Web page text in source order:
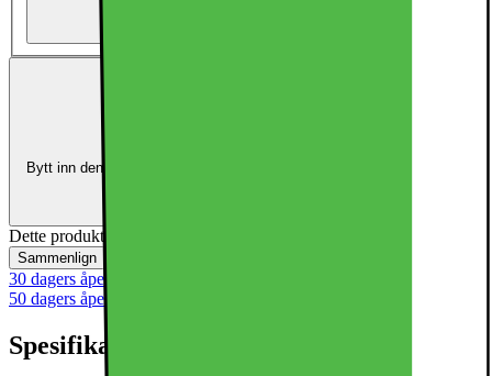
Bytt inn den kvalifiserte enheten din, og bruk verdien som delbetaling
Dette produktet er ikke tilgjengelig
Sammenlign
30 dagers åpent kjøp
50 dagers åpent kjøp for klubbmedlemmer
Spesifikasjoner